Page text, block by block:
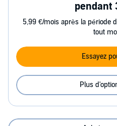
pendant
5,99 €/mois après la période
tout
Essayez
Plus